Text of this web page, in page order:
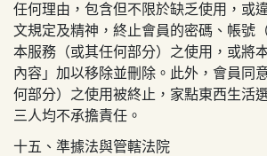
任何理由，包含但不限於缺乏使用，或
文規定及精神，終止會員的密碼、帳號
本服務（或其任何部分）之使用，或將
內容」加以移除並刪除。此外，會員同
何部分）之使用被終止， 家點東西生活
三人均不承擔責任。
十五、準據法與管轄法院